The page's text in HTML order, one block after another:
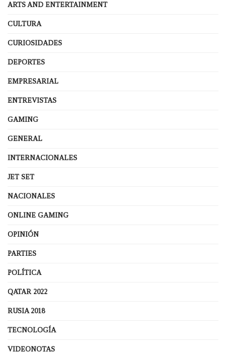
ARTS AND ENTERTAINMENT
CULTURA
CURIOSIDADES
DEPORTES
EMPRESARIAL
ENTREVISTAS
GAMING
GENERAL
INTERNACIONALES
JET SET
NACIONALES
ONLINE GAMING
OPINIÓN
PARTIES
POLÍTICA
QATAR 2022
RUSIA 2018
TECNOLOGÍA
VIDEONOTAS